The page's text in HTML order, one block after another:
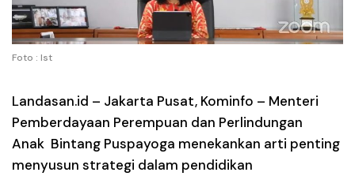
Foto : Ist
Landasan.id – Jakarta Pusat, Kominfo – Menteri
Pemberdayaan Perempuan dan Perlindungan
Anak Bintang Puspayoga menekankan arti penting
menyusun strategi dalam pendidikan